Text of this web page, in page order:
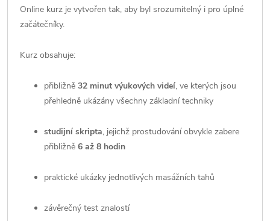
Online kurz je vytvořen tak, aby byl srozumitelný i pro úplné
začátečníky.
Kurz obsahuje:
přibližně 32 minut výukových videí, ve kterých jsou
přehledně ukázány všechny základní techniky
studijní skripta, jejichž prostudování obvykle zabere
přibližně 6 až 8 hodin
praktické ukázky jednotlivých masážních tahů
závěrečný test znalostí